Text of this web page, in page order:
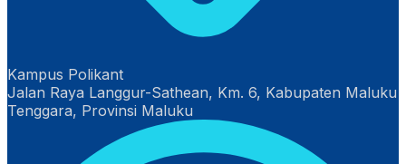
Kampus Polikant
Jalan Raya Langgur-Sathean, Km. 6, Kabupaten Maluku
Tenggara, Provinsi Maluku